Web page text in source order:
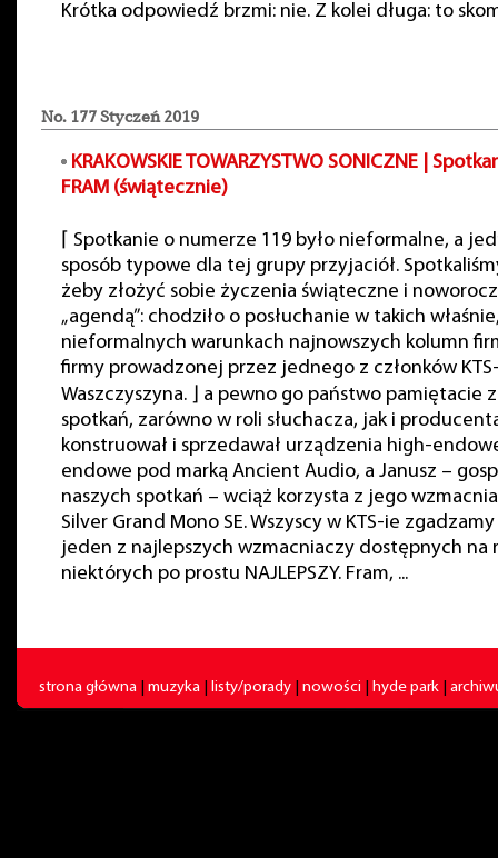
Krótka odpowiedź brzmi: nie. Z kolei długa: to
No. 177 Styczeń 2019
KRAKOWSKIE TOWARZYSTWO SONICZNE |
FRAM (świątecznie)
⌈ Spotkanie o numerze 119 było nieformalne, a
sposób typowe dla tej grupy przyjaciół.
żeby złożyć sobie życzenia świąteczne i
„agendą”: chodziło o posłuchanie w takich
nieformalnych warunkach najnowszych kolumn
firmy prowadzonej przez jednego z członków
Waszczyszyna. ⌋ a pewno go państwo pamiętacie
spotkań, zarówno w roli słuchacza, jak i
konstruował i sprzedawał urządzenia high-
endowe pod marką Ancient Audio, a Janusz –
naszych spotkań – wciąż korzysta z jego
Silver Grand Mono SE. Wszyscy w KTS-ie
jeden z najlepszych wzmacniaczy dostępnych na
niektórych po prostu NAJLEPSZY. Fram, ...
strona główna muzyka listy/porady nowości hyde park